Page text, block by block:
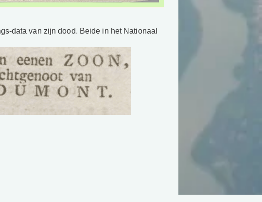
data van zijn dood. Beide in het Nationaal